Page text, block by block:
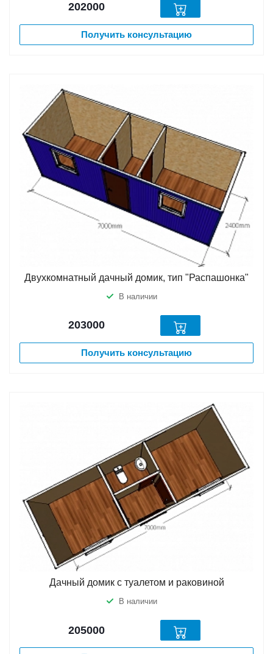
202000
Получить консультацию
Двухкомнатный дачный домик, тип "Распашонка"
В наличии
203000
Получить консультацию
Дачный домик с туалетом и раковиной
В наличии
205000